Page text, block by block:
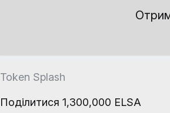
Token Splash
Поділитися 1,300,000 ELSA